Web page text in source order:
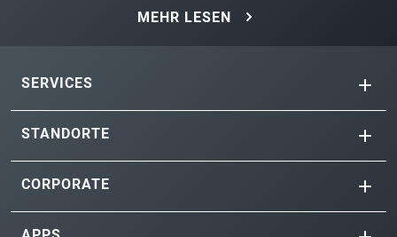
MEHR LESEN
SERVICES
STANDORTE
CORPORATE